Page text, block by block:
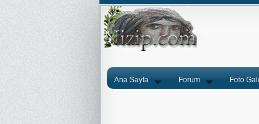
Ana Sayfa Forum Foto